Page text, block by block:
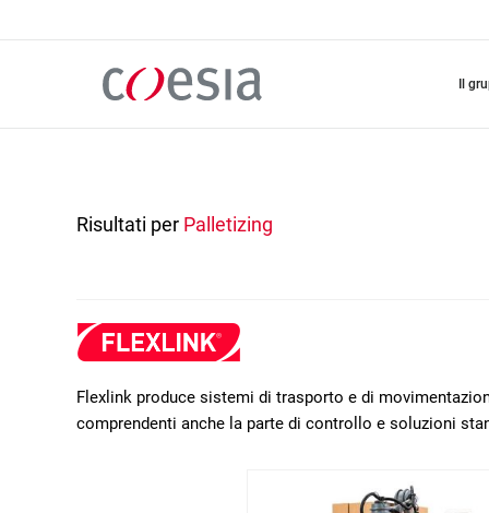
il
Risultati per Palletizing
Flexlink produce sistemi di trasporto e di
comprendenti anche la parte di controllo e soluzioni